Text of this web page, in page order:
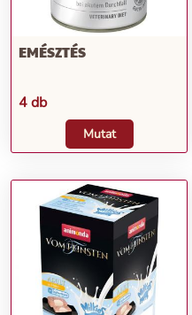
EMÉSZTÉS
4 db
Mutat